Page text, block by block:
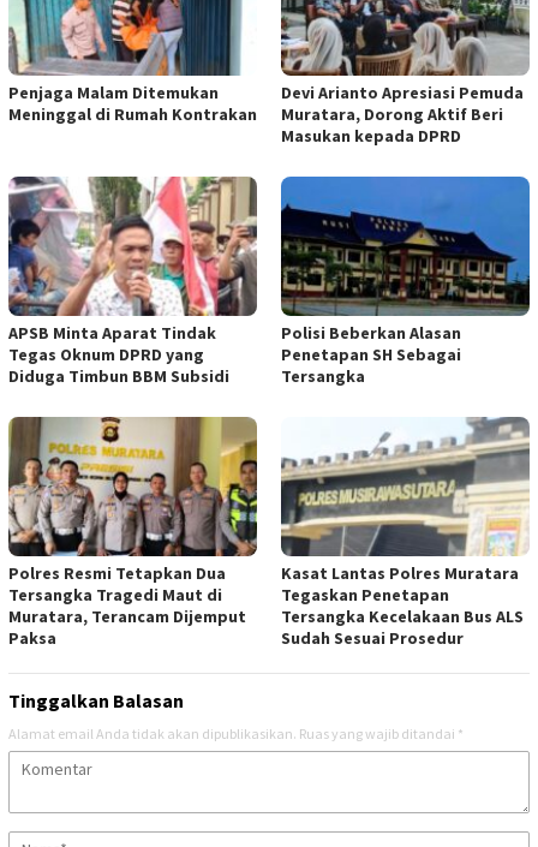
Penjaga Malam Ditemukan
Meninggal di Rumah Kontrakan
Devi Arianto Apresiasi Pemuda
Muratara, Dorong Aktif Beri
Masukan kepada DPRD
APSB Minta Aparat Tindak
Tegas Oknum DPRD yang
Diduga Timbun BBM Subsidi
Polisi Beberkan Alasan
Penetapan SH Sebagai
Tersangka
Polres Resmi Tetapkan Dua
Tersangka Tragedi Maut di
Muratara, Terancam Dijemput
Paksa
Kasat Lantas Polres Muratara
Tegaskan Penetapan
Tersangka Kecelakaan Bus ALS
Sudah Sesuai Prosedur
Tinggalkan Balasan
Alamat email Anda tidak akan dipublikasikan. Ruas yang wajib ditandai *